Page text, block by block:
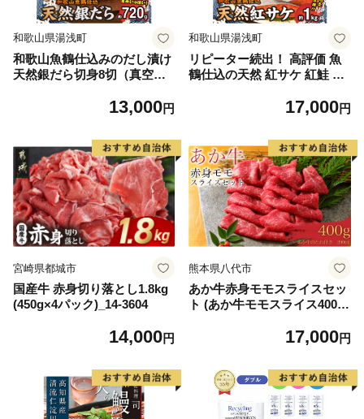
和歌山県湯浅町
和歌山魚鶴仕込みのだし漬け
天然銀だら切身8切（真空パ
製法 良質な脂 ふっくら 柔ら
ぶ だし漬け 煮付け ムニエル
味噌漬け 鍋物 冷凍 湯浅町 送
料無料_G7334
13,000円
和歌山県湯浅町
リピーター続出！ 高評価 魚
鶴仕込の天然 紅サケ 紅鮭 鮭
レビュー高評価 小分け 真空
海鮮 魚介 食品 食べ物 おかず
お弁当 水産加工品 冷凍 グル
メ お取り寄せ 和歌山県 湯浅
町 送料無料_G7317
17,000円
宮崎県都城市
国産牛 赤身切り落とし1.8kg
(450g×4パック)_14-3604
14,000円
熊本県八代市
あか牛赤身モモスライスセッ
ト (あか牛モモスライス400
17,000円